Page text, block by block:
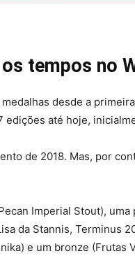
tempos no
desde a
edições até hoje,
de 2018. Mas, por
Imperial Stout),
da Stannis, Terminus
e um bronze (Frutas